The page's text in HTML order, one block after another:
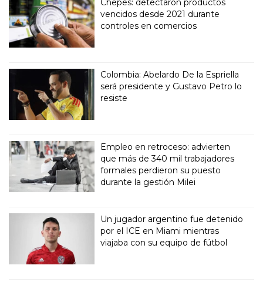
Chepes: detectaron productos
vencidos desde 2021 durante
controles en comercios
Colombia: Abelardo De la Espriella
será presidente y Gustavo Petro lo
resiste
Empleo en retroceso: advierten
que más de 340 mil trabajadores
formales perdieron su puesto
durante la gestión Milei
Un jugador argentino fue detenido
por el ICE en Miami mientras
viajaba con su equipo de fútbol